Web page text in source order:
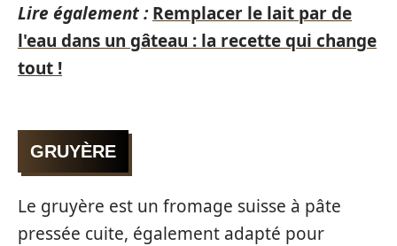
Lire également : Remplacer le lait par de
l'eau dans un gâteau : la recette qui change
tout !
GRUYÈRE
Le gruyère est un fromage suisse à pâte
pressée cuite, également adapté pour